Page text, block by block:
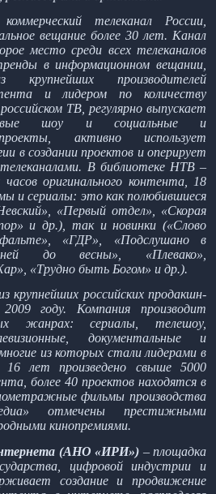
телеканал России,
вещание более 30 лет. Канал
место среди всех телеканалов
в информационном вещании,
производителей
и лидером по количеству
ТВ, регулярно выпускает
шоу и социальные и
активно использует
в создании проектов и оперирует
В библиотеке НТВ –
оригинального контента, 18
и сериалы: это как полюбившиеся
«Первый отдел», «Скорая
и др.), так и новинки («Слово
«ГДР», «Подслушано в
до весны», «Плевако»,
«Трудно быть Богом» и др.).
крупнейших российских продакшн-
году. Компания производит
жанрах: сериалы, телешоу,
документальные и
из которых стали лидерами в
16 лет произведено свыше 5000
более 40 проектов находятся в
фильмы производства
отмечены престижными
кинопремиями.
(АНО «ИРИ») – площадка
цифровой индустрии и
создание и продвижение